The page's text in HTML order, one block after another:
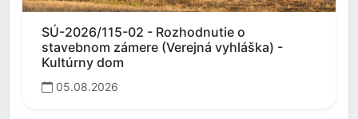
SÚ-2026/115-02 - Rozhodnutie o
stavebnom zámere (Verejná vyhláška) -
Kultúrny dom
05.08.2026